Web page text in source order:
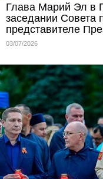
Глава Марий Эл в
заседании Совета
представителе
03/07/2026